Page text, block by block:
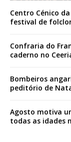
Centro Cénico
festival de
Confraria do
caderno no
Bombeiros
peditório de
Agosto motiva
todas as idades